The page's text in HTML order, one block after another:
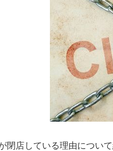
閉店している理由につい